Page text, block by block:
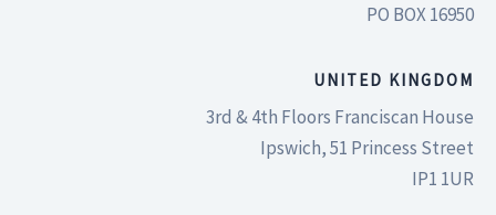
PO BOX 16950
UNITED KINGDOM
3rd & 4th Floors Franciscan House
Ipswich, 51 Princess Street
IP1 1UR